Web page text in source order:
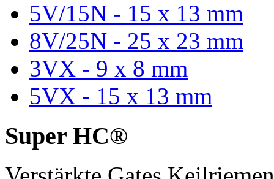
5V/15N - 15 x 13 mm
8V/25N - 25 x 23 mm
3VX - 9 x 8 mm
5VX - 15 x 13 mm
Super HC®